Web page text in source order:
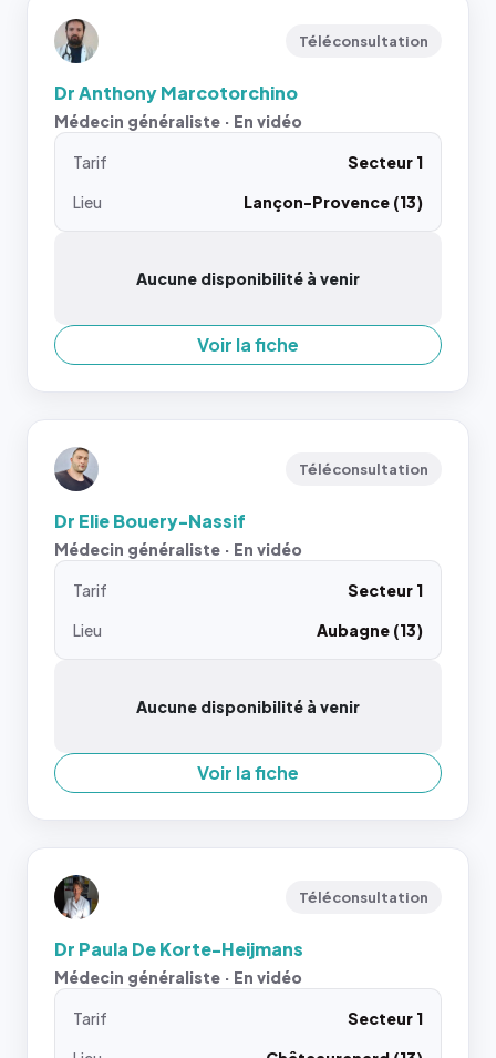
Téléconsultation
Dr Anthony Marcotorchino
Médecin généraliste · En vidéo
Tarif
Secteur 1
Lieu
Lançon-Provence (13)
Aucune disponibilité à venir
Voir la fiche
Téléconsultation
Dr Elie Bouery-Nassif
Médecin généraliste · En vidéo
Tarif
Secteur 1
Lieu
Aubagne (13)
Aucune disponibilité à venir
Voir la fiche
Téléconsultation
Dr Paula De Korte-Heijmans
Médecin généraliste · En vidéo
Tarif
Secteur 1